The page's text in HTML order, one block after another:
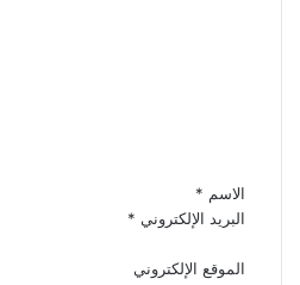
الاسم *
البريد الإلكتروني *
الموقع الإلكتروني